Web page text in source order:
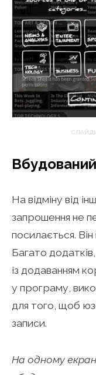
СЛАЙДИ
Вбудований
На відміну від
запрошення не
посилається.
Багато
із додаванням
у програму,
для того, щоб
записи.
На одному